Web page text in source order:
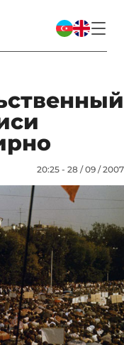
20:25 - 28 / 09 / 2007